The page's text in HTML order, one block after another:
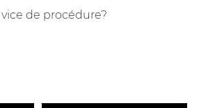
de procédure?